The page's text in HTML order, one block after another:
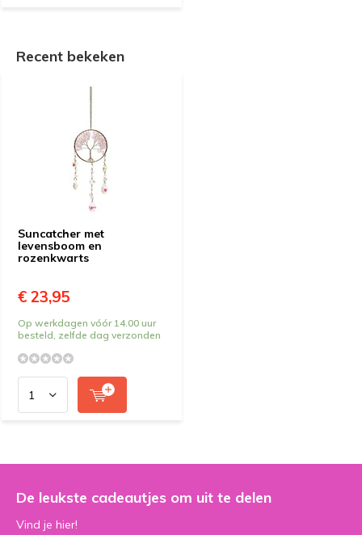
Recent bekeken
Suncatcher met
levensboom en
rozenkwarts
€ 23,95
Op werkdagen vóór 14.00 uur
besteld, zelfde dag verzonden
De leukste cadeautjes om uit te delen
Vind je hier!